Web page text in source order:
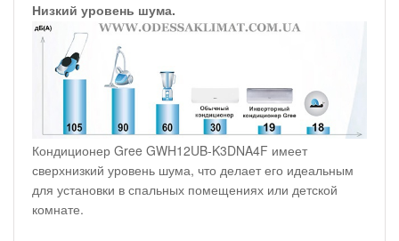
Низкий уровень шума.
Кондиционер Gree GWH12UB-K3DNA4F имеет
сверхнизкий уровень шума, что делает его идеальным
для установки в спальных помещениях или детской
комнате.